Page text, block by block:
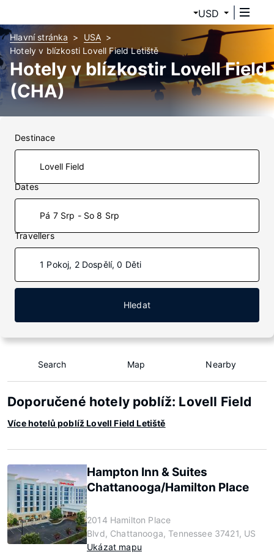
USD
Hlavní stránka
USA
Hotely v blízkosti Lovell Field Letiště
Hotely v blízkostir Lovell Field
(CHA)
Destinace
Dates
Pá 7 Srp - So 8 Srp
Travellers
1 Pokoj, 2 Dospělí, 0 Děti
Hledat
Search Map Nearby
Doporučené hotely poblíž: Lovell Field
Více hotelů poblíž Lovell Field Letiště
Hampton Inn & Suites
Chattanooga/Hamilton Place
2014 Hamilton Place
Blvd, Chattanooga, Tennessee 37421, US
Ukázat mapu